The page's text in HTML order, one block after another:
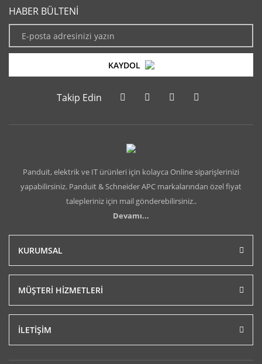
HABER BÜLTENİ
KAYDOL
Takip Edin
Panduit, elektrik ve IT ürünleri için kolayca Online siparişlerinizi
yapabilirsiniz. Panduit & Schneider APC markalarından özel fiyat
talepleriniz için mail gönderebilirsiniz..
Devamı...
KURUMSAL
MÜŞTERİ HİZMETLERİ
İLETİŞİM